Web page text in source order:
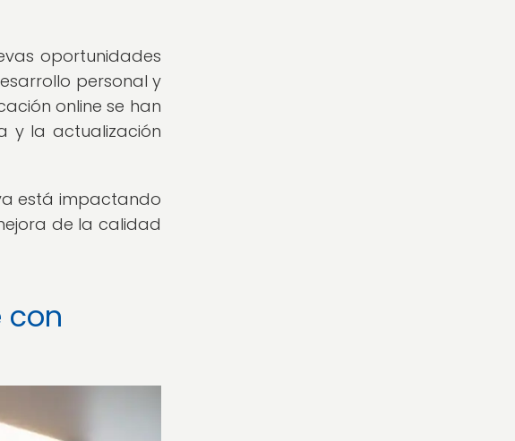
oportunidades
personal y
online se han
y la actualización
está impactando
de la calidad
con